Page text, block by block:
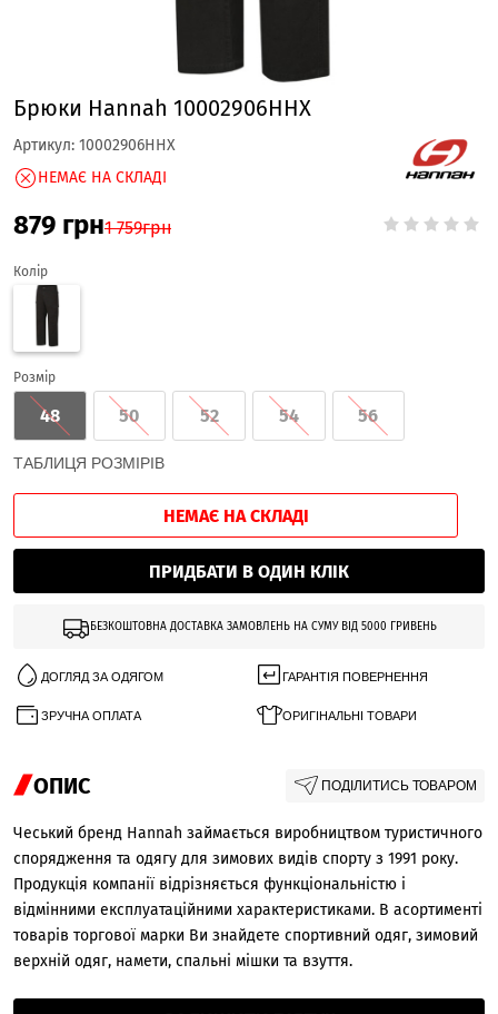
Брюки Hannah 10002906HHX
Артикул: 10002906HHX
НЕМАЄ НА СКЛАДІ
879 грн1 759грн
Колір
Розмір
48 50 52 54 56
ТАБЛИЦЯ РОЗМІРІВ
НЕМАЄ НА СКЛАДІ
ПРИДБАТИ В ОДИН КЛІК
БЕЗКОШТОВНА ДОСТАВКА ЗАМОВЛЕНЬ НА СУМУ ВІД 5000 ГРИВЕНЬ
ДОГЛЯД ЗА ОДЯГОМ ГАРАНТІЯ ПОВЕРНЕННЯ
ЗРУЧНА ОПЛАТА ОРИГІНАЛЬНІ ТОВАРИ
ОПИС ПОДІЛИТИСЬ ТОВАРОМ
Чеський бренд Hannah займається виробництвом туристичного
спорядження та одягу для зимових видів спорту з 1991 року.
Продукція компанії відрізняється функціональністю і
відмінними експлуатаційними характеристиками. В асортименті
товарів торгової марки Ви знайдете спортивний одяг, зимовий
верхній одяг, намети, спальні мішки та взуття.